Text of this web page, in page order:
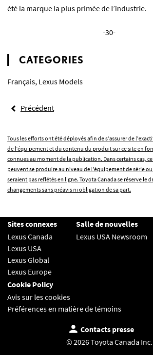
été la marque la plus primée de l’industrie.
-30-
CATEGORIES
Français, Lexus Models
Précédent
Tous les efforts ont été déployés afin de s’assurer de
de l’équipement et du contenu du produit sur ce site en
connues au moment de la publication. Dans certains cas,
peuvent se produire au niveau de l’équipement de série
seraient pas reflétés en ligne. Toyota Canada se réserve le
changements sans préavis ni obligation de sa part.
Sites connexes
Lexus Canada
Lexus USA
Lexus Global
Lexus Europe
Salle de nouvelles
Lexus USA Newsroom
Cookie Policy
Avis sur les cookies
Préférences en matière de témoins
Contacts presse
© 2026 Toyota Canada Inc.